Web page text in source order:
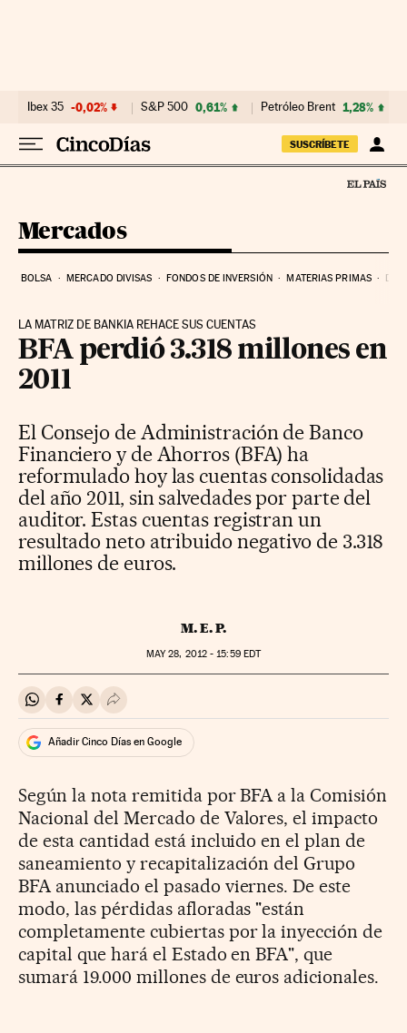
Ibex 35 -0,02% S&P 500 0,61% Petróleo Brent 1,28%
SUSCRÍBETE
Mercados
BOLSA MERCADO DIVISAS FONDOS DE INVERSIÓN MATERIAS PRIMAS
LA MATRIZ DE BANKIA REHACE SUS CUENTAS
BFA perdió 3.318 millones en
2011
El Consejo de Administración de Banco
Financiero y de Ahorros (BFA) ha
reformulado hoy las cuentas consolidadas
del año 2011, sin salvedades por parte del
auditor. Estas cuentas registran un
resultado neto atribuido negativo de 3.318
millones de euros.
M. E. P.
MAY28, 2012 - 15:59EDT
Compartir en Whatsapp
Compartir en Facebook
Compartir en Twitter
Desplegar Redes Sociales
Añadir Cinco Días en Google
Según la nota remitida por BFA a la Comisión
Nacional del Mercado de Valores, el impacto
de esta cantidad está incluido en el plan de
saneamiento y recapitalización del Grupo
BFA anunciado el pasado viernes. De este
modo, las pérdidas afloradas "están
completamente cubiertas por la inyección de
capital que hará el Estado en BFA", que
sumará 19.000 millones de euros adicionales.